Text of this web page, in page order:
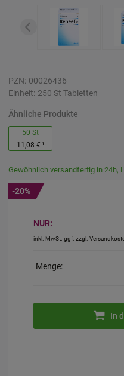
PZN: 00026436
Einheit: 250 St Tabletten
Ähnliche Produkte
50 St
11,08 € ¹
Gewöhnlich versandfertig in 24h,
NUR:
inkl. MwSt. ggf. zzgl.
-20%
Menge:
In